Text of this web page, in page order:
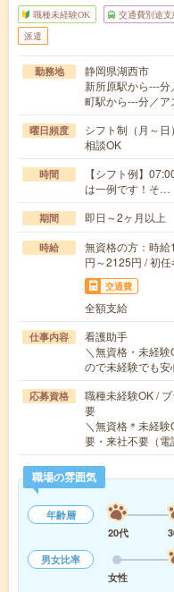
職種未経験OK 交通費別途支
派遣
勤務地
静岡県湖西市
新所原駅から---
町駅から---分／
曜日頻度
シフト制（月～
相談OK
時間
【シフト例】
は一例です！そ…
期間 即日～2ヶ月以上
時給
無資格の方：時
円～2125円 / 初
交通費
全額支給
仕事内容
看護助手
＼無資格・未経
ので未経験でも
応募資格
職種未経験OK /
要
＼無資格＊未経
要・来社不要（
職場の雰囲気
年齢層
20代
男女比率
女性